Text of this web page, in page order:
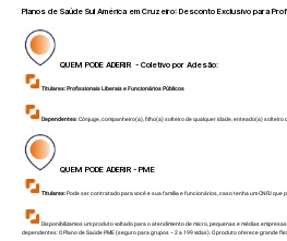
Planos de Saúde Sul América emCruzeiro: Desconto Exclusivo para
QUEM PODE ADERIR - Coletivo por Adesão:
Titulares: Profissionais Liberais e Funcionários Públicos
Dependentes: Cônjuge, companheiro(a), filho(a) solteiro de qualquer idade, enteado(a) solteiro
QUEM PODE ADERIR - PME
Titulares:Pode ser contratado para você e sua família e funcionários, caso tenha um CNPJ
Disponibilizamos um produto voltado para o atendimento de micro, pequenas e médias
dependentes: O Plano de Saúde PME (seguro para grupos – 2 a 199 vidas). O produto oferece grande